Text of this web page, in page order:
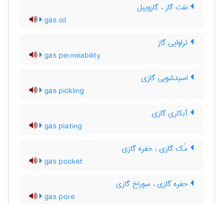
نفت گاز ، گازوییل
gas oil
تراوایی گاز
gas permeability
اسیدشویی گازی
gas pickling
آبکاری گازی
gas plating
مُک گازی ، حفره گازی
gas pocket
حفره گازی ، سوراخ گازی
gas pore